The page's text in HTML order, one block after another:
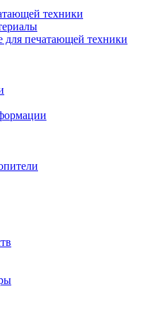
техники
для печатающей техники